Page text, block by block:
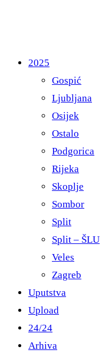
2025
Gospić
Ljubljana
Osijek
Ostalo
Podgorica
Rijeka
Skoplje
Sombor
Split
Split – ŠLU
Veles
Zagreb
Uputstva
Upload
24/24
Arhiva